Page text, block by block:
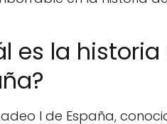
es la
I de España,